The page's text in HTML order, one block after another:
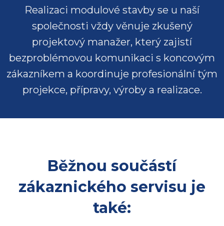
Realizaci modulové stavby se u naší
společnosti vždy věnuje zkušený
projektový manažer, který zajistí
bezproblémovou komunikaci s koncovým
zákazníkem a koordinuje profesionální tým
projekce, přípravy, výroby a realizace.
Běžnou součástí
zákaznického servisu je
také: